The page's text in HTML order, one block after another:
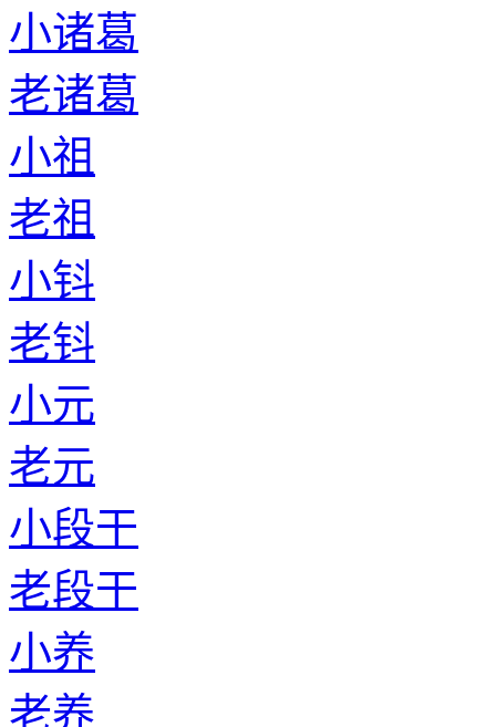
小诸葛
老诸葛
小祖
老祖
小钭
老钭
小元
老元
小段干
老段干
小养
老养